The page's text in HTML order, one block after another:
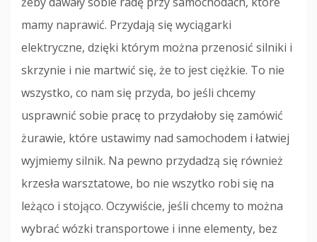
mamy naprawić. Przydają się wyciągarki
elektryczne, dzięki którym można przenosić silniki i
skrzynie i nie martwić się, że to jest ciężkie. To nie
wszystko, co nam się przyda, bo jeśli chcemy
usprawnić sobie pracę to przydałoby się zamówić
żurawie, które ustawimy nad samochodem i łatwiej
wyjmiemy silnik. Na pewno przydadzą się również
krzesła warsztatowe, bo nie wszytko robi się na
leżąco i stojąco. Oczywiście, jeśli chcemy to można
wybrać wózki transportowe i inne elementy, bez